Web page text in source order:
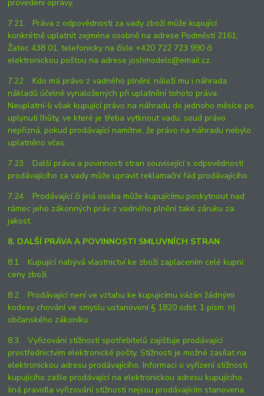
provedení opravy.
7.21. Práva z odpovědnosti za vady zboží může kupující
konkrétně uplatnit zejména osobně na adrese Podměstí 2161;
Žatec 438 01, telefonicky na čísle +420 722 723 990 či
elektronickou poštou na adrese joshmodels@email.cz.
7.22. Kdo má právo z vadného plnění, náleží mu i náhrada
nákladů účelně vynaložených při uplatnění tohoto práva.
Neuplatní-li však kupující právo na náhradu do jednoho měsíce po
uplynutí lhůty, ve které je třeba vytknout vadu, soud právo
nepřizná, pokud prodávající namítne, že právo na náhradu nebylo
uplatněno včas.
7.23. Další práva a povinnosti stran související s odpovědností
prodávajícího za vady může upravit reklamační řád prodávajícího.
7.24. Prodávající či jiná osoba může kupujícímu poskytnout nad
rámec jeho zákonných práv z vadného plnění také záruku za
jakost.
8. DALŠÍ PRÁVA A POVINNOSTI SMLUVNÍCH STRAN
8.1. Kupující nabývá vlastnictví ke zboží zaplacením celé kupní
ceny zboží.
8.2. Prodávající není ve vztahu ke kupujícímu vázán žádnými
kodexy chování ve smyslu ustanovení § 1820 odst. 1 písm. n)
občanského zákoníku.
8.3. Vyřizování stížností spotřebitelů zajišťuje prodávající
prostřednictvím elektronické pošty. Stížnosti je možné zasílat na
elektronickou adresu prodávajícího. Informaci o vyřízení stížnosti
kupujícího zašle prodávající na elektronickou adresu kupujícího.
Jiná pravidla vyřizování stížností nejsou prodávajícím stanovena.